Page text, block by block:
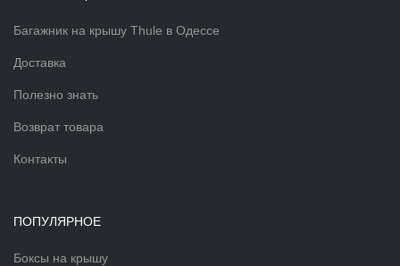
Багажник на крышу Thule в Одессе
Доставка
Полезно знать
Возврат товара
Контакты
ПОПУЛЯРНОЕ
Боксы на крышу